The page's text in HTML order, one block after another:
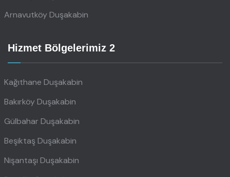
Arnavutköy Duşakabin
Hizmet Bölgelerimiz 2
Kağıthane Duşakabin
Bakırköy Duşakabin
Gülbahar Duşakabin
Beşiktaş Duşakabin
Nişantaşı Duşakabin